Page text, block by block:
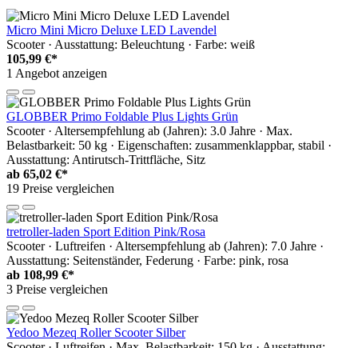
Micro Mini Micro Deluxe LED Lavendel
Scooter · Ausstattung: Beleuchtung · Farbe: weiß
105,99 €*
1 Angebot anzeigen
GLOBBER Primo Foldable Plus Lights Grün
Scooter · Altersempfehlung ab (Jahren): 3.0 Jahre · Max.
Belastbarkeit: 50 kg · Eigenschaften: zusammenklappbar, stabil ·
Ausstattung: Antirutsch-Trittfläche, Sitz
ab 65,02 €*
19 Preise vergleichen
tretroller-laden Sport Edition Pink/Rosa
Scooter · Luftreifen · Altersempfehlung ab (Jahren): 7.0 Jahre ·
Ausstattung: Seitenständer, Federung · Farbe: pink, rosa
ab 108,99 €*
3 Preise vergleichen
Yedoo Mezeq Roller Scooter Silber